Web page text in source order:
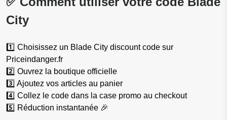
City
1️⃣ Choisissez un Blade City discount code sur
Priceindanger.fr
2️⃣ Ouvrez la boutique officielle
3️⃣ Ajoutez vos articles au panier
4️⃣ Collez le code dans la case promo au checkout
5️⃣ Réduction instantanée 🎉